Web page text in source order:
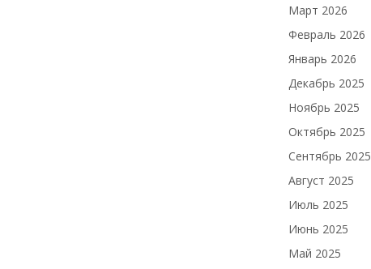
Март 2026
Февраль 2026
Январь 2026
Декабрь 2025
Ноябрь 2025
Октябрь 2025
Сентябрь 2025
Август 2025
Июль 2025
Июнь 2025
Май 2025